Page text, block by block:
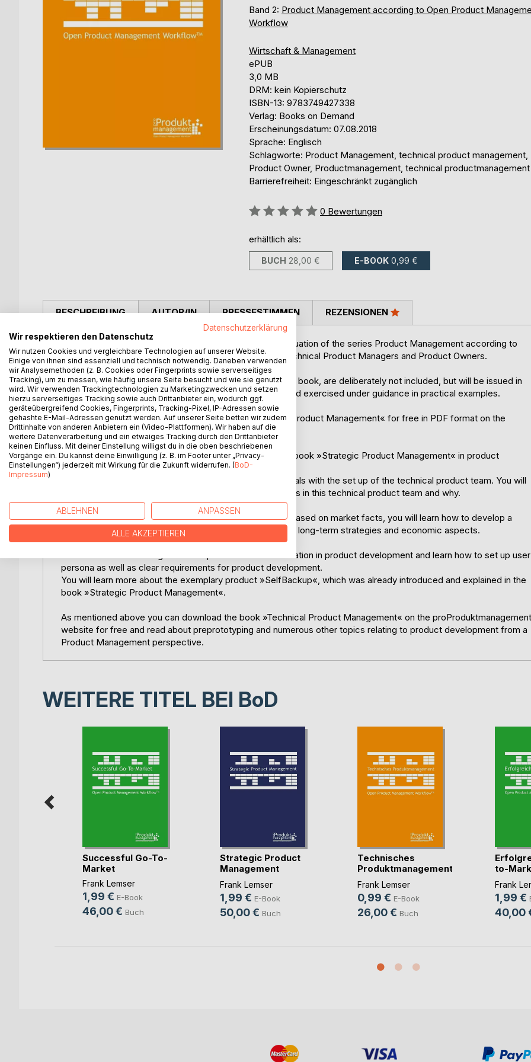
Band 2: Product Management according to Open Product
Workflow
Wirtschaft & Management
ePUB
3,0 MB
DRM: kein Kopierschutz
ISBN-13: 9783749427338
Verlag: Books on Demand
Erscheinungsdatum: 07.08.2018
Sprache: Englisch
Schlagworte: Product Management, technical product management,
Product Owner, Productmanagement, technical productmanagement
Barrierefreiheit: Eingeschränkt zugänglich
Bewertung::
0 Bewertungen
erhältlich als:
BUCH 28,00 € E-BOOK 0,99 €
BESCHREIBUNG
The book »Technical Product Management« is the continuation of the series Product Management according to
Open Product Management Workflow and is aimed at Technical Product Managers and Product Owners.
Note: the tools and templates, which are mentioned in the book, are deliberately not included, but will be issued in
the trainings, as their application needs to be explained and exercised under guidance in practical examples.
Additionally, you can also download the book »Technical Product Management« for free in PDF format on the
proProduktmanagement website.
You will learn how to use the information gained from the book »Strategic Product Management« in product
development.
First of all the book »Technical Product Management« deals with the set up of the technical product team. You will
learn which different roles exist and who takes which tasks in this technical product team and why.
To prioritize the requirements for product development, based on market facts, you will learn how to develop a
rating scheme, taking into account time-dependent sales, long-term strategies and economic aspects.
Read about the advantages of user persona in communication in product development and learn how to set up user
persona as well as clear requirements for product development.
You will learn more about the exemplary product »SelfBackup«, which was already introduced and explained in the
book »Strategic Product Management«.
As mentioned above you can download the book »Technical Product Management« on the proProduktmanagement
website for free and read about preprototyping and numerous other topics relating to product development from a
Product Management perspective.
AUTOR/IN PRESSESTIMMEN REZENSIONEN
WEITERE TITEL BEI BoD
Successful Go-To-
Market
Frank Lemser
1,99 € E-Book
46,00 € Buch
Strategic Product
Management
accor(...)
Frank Lemser
1,99 € E-Book
50,00 € Buch
Technisches
Produktmanagement
nach(...)
Frank Lemser
0,99 € E-Book
26,00 € Buch
to-
Op(...)
Frank
1,99 €
40,00
Datenschutzerklärung
Wir respektieren den Datenschutz
Wir nutzen Cookies und vergleichbare Technologien auf unserer Website.
Einige von ihnen sind essenziell und technisch notwendig. Daneben verwenden
wir Analysemethoden (z. B. Cookies oder Fingerprints sowie serverseitiges
Tracking), um zu messen, wie häufig unsere Seite besucht und wie sie genutzt
wird. Wir verwenden Trackingtechnologien zu Marketingzwecken und setzen
hierzu serverseitiges Tracking sowie auch Drittanbieter ein, wodurch ggf.
geräteübergreifend Cookies, Fingerprints, Tracking-Pixel, IP-Adressen sowie
gehashte E-Mail-Adressen genutzt werden. Auf unserer Seite betten wir zudem
Drittinhalte von anderen Anbietern ein (Video-Plattformen). Wir haben auf die
weitere Datenverarbeitung und ein etwaiges Tracking durch den Drittanbieter
keinen Einfluss. Mit deiner Einstellung willigst du in die oben beschriebenen
Vorgänge ein. Du kannst deine Einwilligung (z. B. im Footer unter „Privacy-
Einstellungen“) jederzeit mit Wirkung für die Zukunft widerrufen. (BoD-
Impressum)
ABLEHNEN ANPASSEN
ALLE AKZEPTIEREN